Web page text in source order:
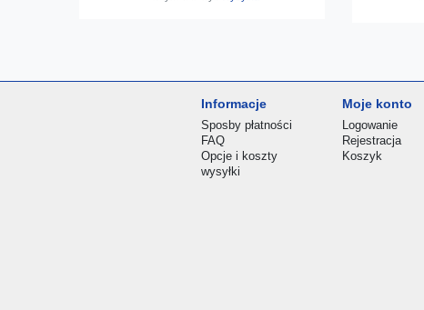
Informacje
Sposby płatności
FAQ
Opcje i koszty
wysyłki
Moje konto
Logowanie
Rejestracja
Koszyk